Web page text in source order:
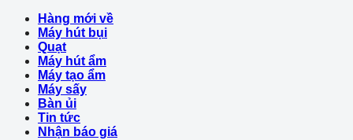
Hàng mới về
Máy hút bụi
Quạt
Máy hút ẩm
Máy tạo ẩm
Máy sấy
Bàn ủi
Tin tức
Nhận báo giá